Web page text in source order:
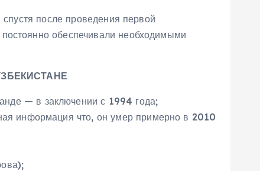
после проведения первой
обеспечивали необходимыми
— в заключении с 1994 года;
информация что, он умер примерно в 2010